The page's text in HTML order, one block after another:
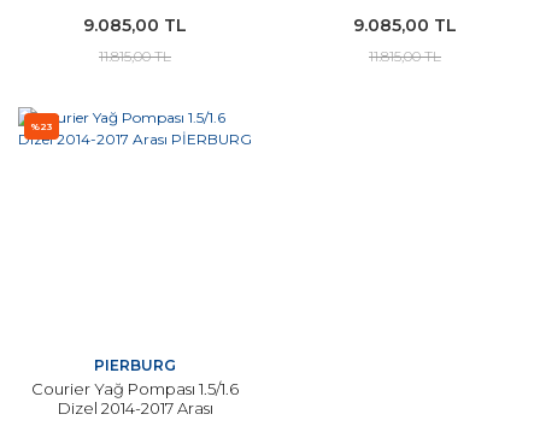
9.085,00 TL
11.815,00 TL
9.085,00 TL
11.815,00 TL
%23
PIERBURG
Courier Yağ Pompası 1.5/1.6
Dizel 2014-2017 Arası